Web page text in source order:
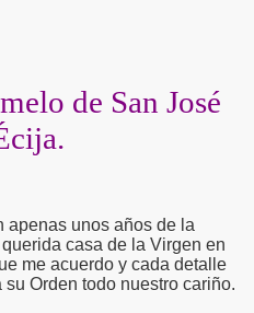
de San José
apenas unos años de la
casa de la Virgen en
me acuerdo y cada detalle
Orden todo nuestro cariño.